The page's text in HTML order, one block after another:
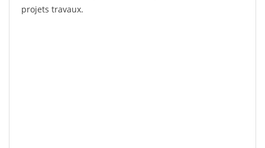
projets travaux.